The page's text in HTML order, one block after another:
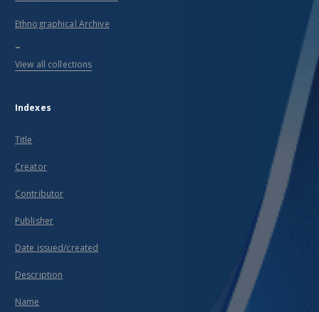
Ethnographical Archive
...
View all collections
Indexes
Title
Creator
Contributor
Publisher
Date issued/created
Description
Name